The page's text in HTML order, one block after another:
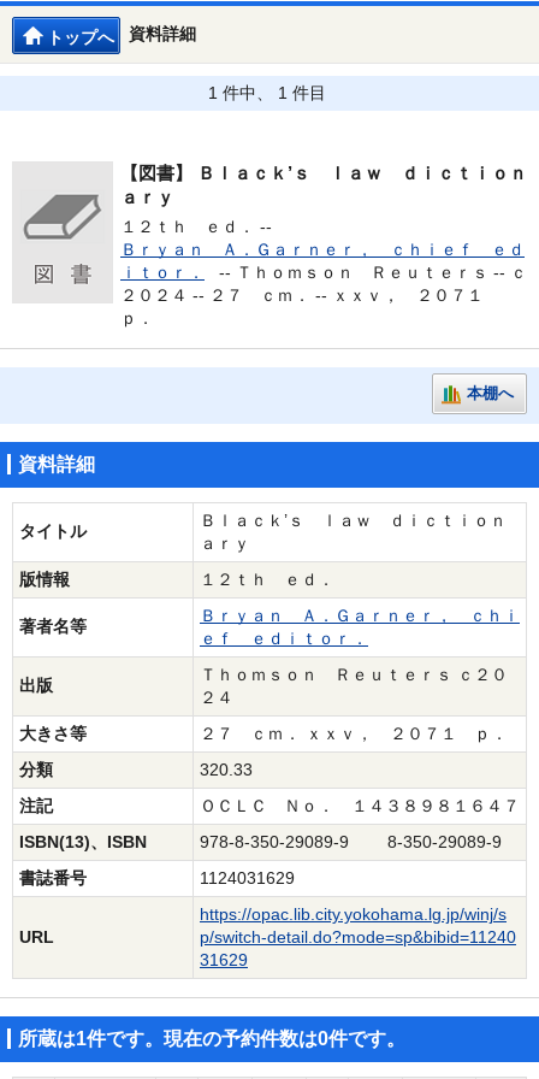
資料詳細
トップへ
1 件中、 1 件目
【図書】
Ｂｌａｃｋ’ｓ ｌａｗ ｄｉｃｔｉｏｎ
ａｒｙ
１２ｔｈ ｅｄ． --
Ｂｒｙａｎ Ａ．Ｇａｒｎｅｒ， ｃｈｉｅｆ ｅｄ
ｉｔｏｒ．
-- Ｔｈｏｍｓｏｎ Ｒｅｕｔｅｒｓ -- ｃ
２０２４ -- ２７ ｃｍ． -- ｘｘｖ， ２０７１
ｐ．
本棚へ
資料詳細
タイトル
Ｂｌａｃｋ’ｓ ｌａｗ ｄｉｃｔｉｏｎ
ａｒｙ
版情報
１２ｔｈ ｅｄ．
著者名等
Ｂｒｙａｎ Ａ．Ｇａｒｎｅｒ， ｃｈｉ
ｅｆ ｅｄｉｔｏｒ．
出版
Ｔｈｏｍｓｏｎ Ｒｅｕｔｅｒｓ ｃ２０
２４
大きさ等
２７ ｃｍ． ｘｘｖ， ２０７１ ｐ．
分類
320.33
注記
ＯＣＬＣ Ｎｏ． １４３８９８１６４７
ISBN(13)、ISBN
978-8-350-29089-9 8-350-29089-9
書誌番号
1124031629
URL
https://opac.lib.city.yokohama.lg.jp/winj/s
p/switch-detail.do?mode=sp&bibid=11240
31629
所蔵は1件です。現在の予約件数は0件です。